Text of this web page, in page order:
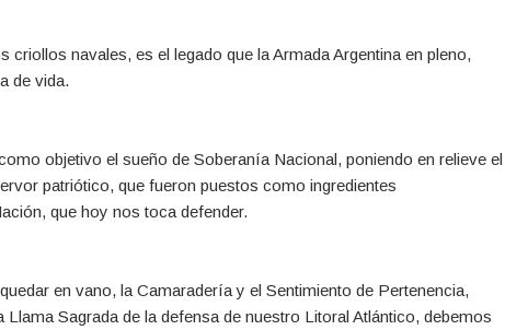
navales, es el legado que la Armada Argentina en pleno,
de vida.
objetivo el sueño de Soberanía Nacional, poniendo en relieve el
patriótico, que fueron puestos como ingredientes
que hoy nos toca defender.
en vano, la Camaradería y el Sentimiento de Pertenencia,
Sagrada de la defensa de nuestro Litoral Atlántico, debemos